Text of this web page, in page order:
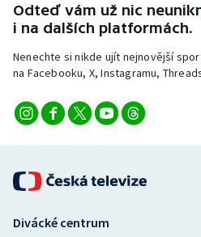
Odteď vám už nic
i na dalších platformách.
Nenechte si nikde ujít nejnovější
na Facebooku, X, Instagramu,
Divácké centrum